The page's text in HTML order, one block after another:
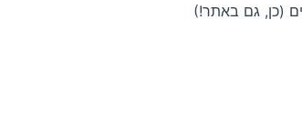
(כן, גם באתר!)